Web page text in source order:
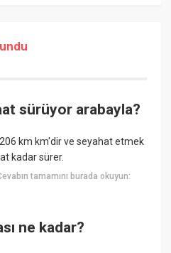
sürüyor arabayla?
km km'dir ve seyahat etmek
kadar sürer.
tamamını burada okuyun:
ne kadar?